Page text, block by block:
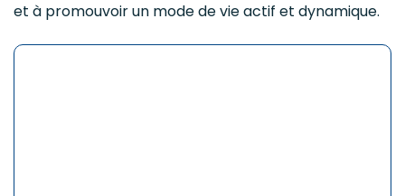
et à promouvoir un mode de vie actif et dynamique.